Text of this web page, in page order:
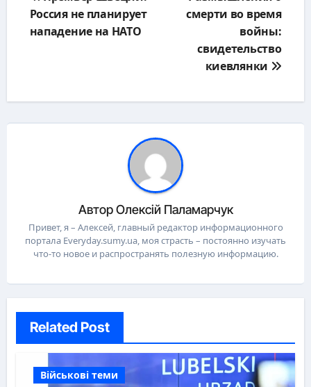
записям
Россия не планирует
нападение на НАТО
смерти во время
войны:
свидетельство
киевлянки
АвторОлексій Паламарчук
Привет, я – Алексей, главный редактор информационного
портала Everyday.sumy.ua, моя страсть – постоянно изучать
что-то новое и распространять полезную информацию.
Related Post
Військові теми